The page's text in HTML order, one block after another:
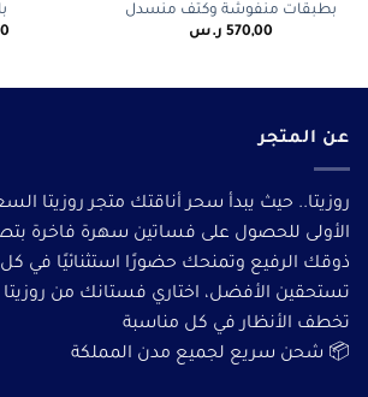
بطبقات منفوشة وكتف منسدل
570,00 ر.س
عن المتجر
روزيتا.. حيث يبدأ سحر أناقتك متجر روزيتا
الأولى للحصول على فساتين سهرة فاخرة
ذوقك الرفيع وتمنحك حضورًا استثنائيًا في
تستحقين الأفضل، اختاري فستانك من روزيتا
تخطف الأنظار في كل مناسبة
📦 شحن سريع لجميع مدن المملكة